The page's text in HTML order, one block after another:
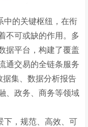
的关键枢纽，在衔
不可或缺的作用。多
据平台，构建了覆盖
通交易的全链条服务
据集、数据分析报告
、政务、商务等领域
，规范、高效、可